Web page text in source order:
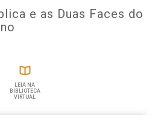
e as Duas Faces do
LEIA NA
BIBLIOTECA
VIRTUAL